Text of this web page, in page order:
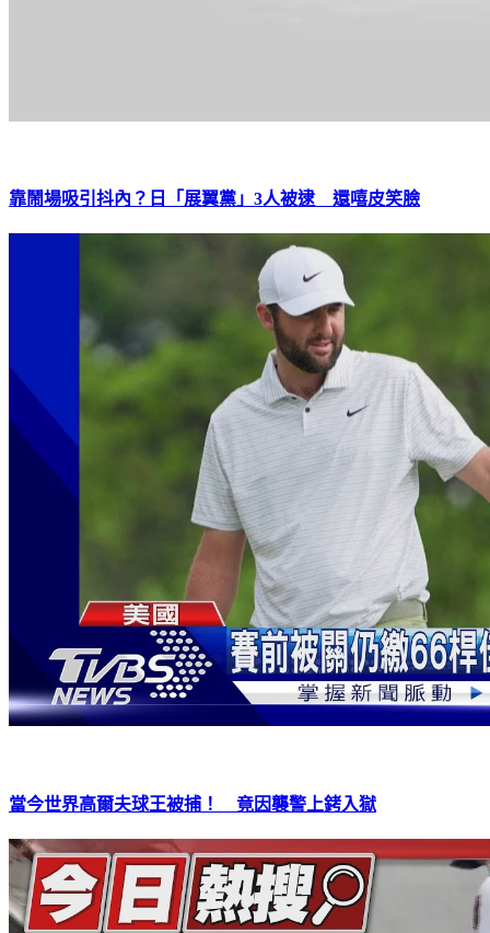
靠鬧場吸引抖內？日「展翼黨」3人被逮 還嘻皮笑臉
當今世界高爾夫球王被捕！ 竟因襲警上銬入獄